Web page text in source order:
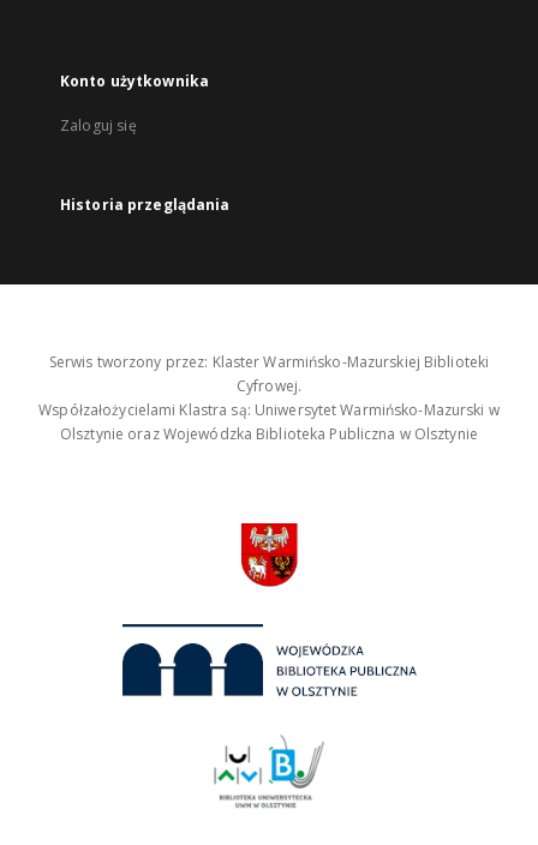
Konto użytkownika
Zaloguj się
Historia przeglądania
Serwis tworzony przez: Klaster Warmińsko-Mazurskiej Biblioteki
Cyfrowej.
Współzałożycielami Klastra są: Uniwersytet Warmińsko-Mazurski w
Olsztynie oraz Wojewódzka Biblioteka Publiczna w Olsztynie